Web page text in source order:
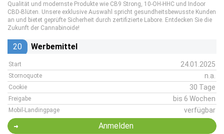
Qualität und modernste Produkte wie CB9 Strong, 10-OH-HHC und Indoor
CBD-Blüten. Unsere exklusive Auswahl spricht gesundheitsbewusste Kunden
an und bietet geprüfte Sicherheit durch zertifizierte Labore. Entdecken Sie die
Zukunft der Cannabinoide!
20 Werbemittel
Start 24.01.2025
Stornoquote n.a.
Cookie 30 Tage
Freigabe bis 6 Wochen
Mobil-Landingpage verfügbar
Anmelden